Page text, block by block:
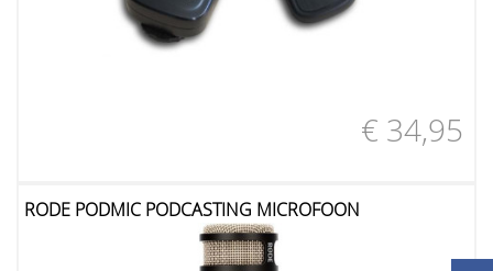
€ 34,95
RODE PODMIC PODCASTING MICROFOON